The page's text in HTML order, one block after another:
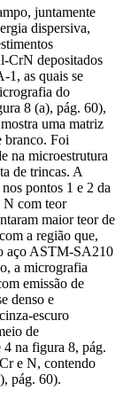
juntamente
dispersiva,
CrN depositados
1, as quais se
do
8 (a), pág. 60),
uma matriz
branco. Foi
na microestrutura
de trincas. A
pontos 1 e 2 da
N com teor
maior teor de
a região que,
aço ASTM-SA210
a micrografia
emissão de
denso e
escuro
de
4 na figura 8, pág.
e N, contendo
pág. 60).